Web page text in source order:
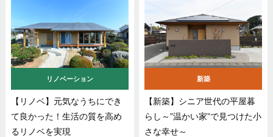
リノベーション
【リノベ】元気なうちにでき
て良かった！生活の質を高め
るリノベを実現
新築
【新築】シニア世代の平屋暮
らし～”温かい家”で見つけた小
さな幸せ～